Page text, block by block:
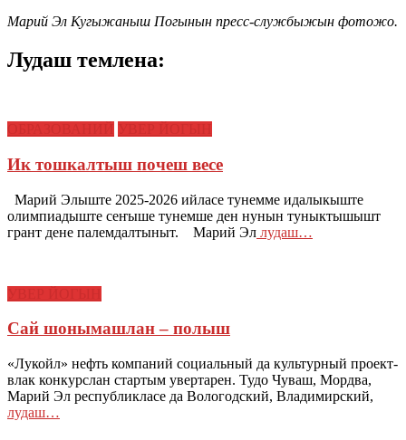
Марий Эл Кугыжаныш Погынын пресс-службыжын фотожо.
Лудаш темлена:
Ик тошкалтыш почеш весе
Марий Элыште 2025-2026 ийласе тунемме идалыкыште
олимпиадыште сеҥыше тунемше ден нунын туныктышышт
грант дене палемдалтыныт. Марий Эл лудаш…
Сай шонымашлан – полыш
«Лукойл» нефть компаний социальный да культурный проект-
влак конкурслан стартым увертарен. Тудо Чуваш, Мордва,
Марий Эл республикласе да Вологодский, Владимирский,
лудаш…